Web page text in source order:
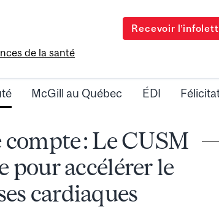
de la santé
Recevoir
McGill au Québec ÉDI
: Le CUSM
pour accélérer le
cardiaques